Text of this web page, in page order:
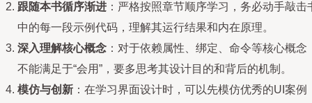
跟随本书循序渐进 ：严格按照章节顺序学习，务必动手敲击
中的每一段示例代码，理解其运行结果和内在原理。
深入理解核心概念 ：对于依赖属性、绑定、命令等核心概念
不能满足于“会用”，要多思考其设计目的和背后的机制。
模仿与创新 ：在学习界面设计时，可以先模仿优秀的UI案例